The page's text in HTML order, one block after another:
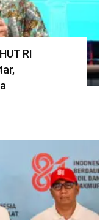
RI